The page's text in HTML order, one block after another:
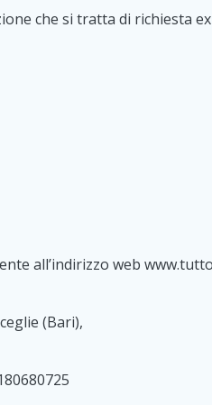
che si tratta di richiesta
all’indirizzo web
(Bari),